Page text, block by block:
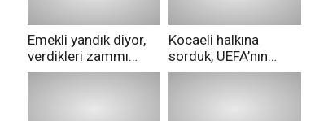
Emekli yandık diyor,
verdikleri zammı
pazarda geri aldılar!
Kocaeli halkına
sorduk, UEFA’nın
Merih Demiral kararı